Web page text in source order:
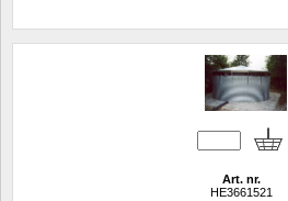
Art. nr.
HE3661521